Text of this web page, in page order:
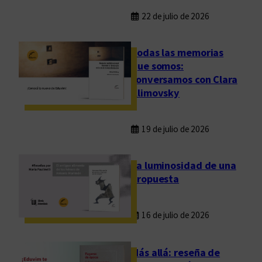
22 de julio de 2026
Todas las memorias
que somos:
conversamos con Clara
Klimovsky
19 de julio de 2026
La luminosidad de una
propuesta
16 de julio de 2026
Más allá: reseña de